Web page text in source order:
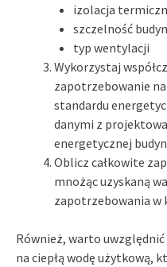
izolacja
szczelność
typ wentylacji
Wykorzystaj
zapotrzebowanie
standardu
danymi z
energetycznej
Oblicz całkowite
mnożąc uzyskaną
zapotrzebowania w
Również, warto
na ciepłą wodę użytkową,